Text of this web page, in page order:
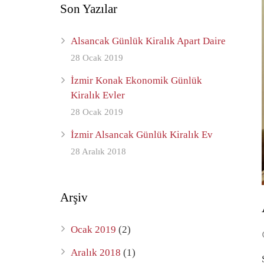
Son Yazılar
Alsancak Günlük Kiralık Apart Daire
28 Ocak 2019
İzmir Konak Ekonomik Günlük
Kiralık Evler
28 Ocak 2019
İzmir Alsancak Günlük Kiralık Ev
28 Aralık 2018
Arşiv
Ocak 2019 (2)
Aralık 2018 (1)